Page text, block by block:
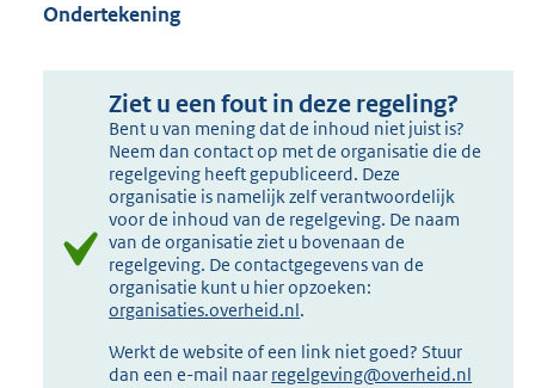
Ondertekening
Ziet u een fout in deze regeling?
Bent u van mening dat de inhoud niet juist is?
Neem dan contact op met de organisatie die de
regelgeving heeft gepubliceerd. Deze
organisatie is namelijk zelf verantwoordelijk
voor de inhoud van de regelgeving. De naam
van de organisatie ziet u bovenaan de
regelgeving. De contactgegevens van de
organisatie kunt u hier opzoeken:
organisaties.overheid.nl.
Werkt de website of een link niet goed? Stuur
dan een e-mail naar regelgeving@overheid.nl